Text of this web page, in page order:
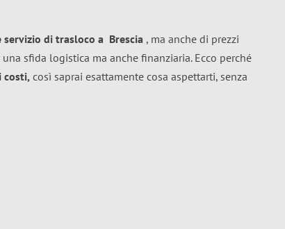
servizio di trasloco a Brescia , ma anche di prezzi
sfida logistica ma anche finanziaria. Ecco perché
costi, così saprai esattamente cosa aspettarti, senza